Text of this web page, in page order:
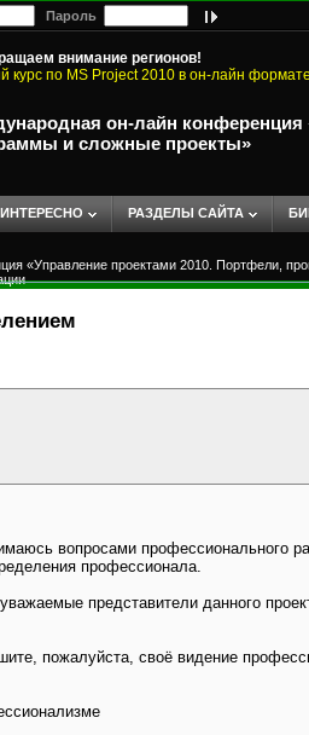
Пароль
внимание регионов!
курс по MS Project 2010 в он-лайн
он-лайн конференция
и сложные проекты»
РАЗДЕЛЫ САЙТА
«Управление проектами 2010. Портфели,
вопросами профессионального
профессионала.
представители данного
пожалуйста, своё видение